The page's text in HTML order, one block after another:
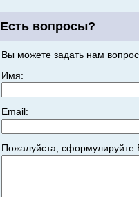
Есть вопросы?
Вы можете задать нам
Имя:
Email:
Пожалуйста,